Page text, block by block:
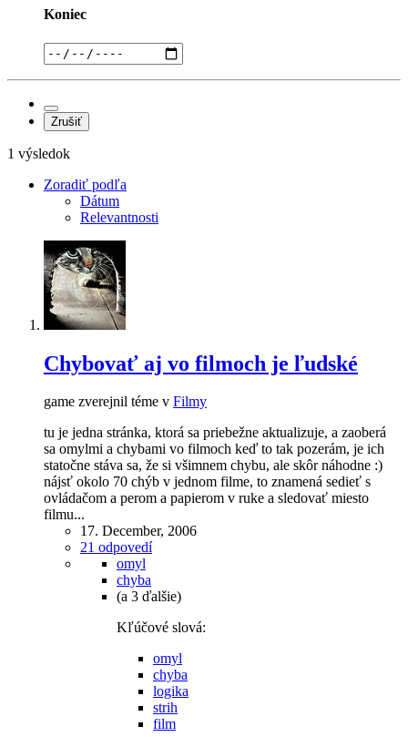
Koniec
Zrušiť
1 výsledok
Zoradiť podľa
Dátum
Relevantnosti
Chybovať aj vo filmoch je ľudské
game zverejnil téme v Filmy
tu je jedna stránka, ktorá sa priebežne aktualizuje, a zaoberá
sa omylmi a chybami vo filmoch keď to tak pozerám, je ich
statočne stáva sa, že si všimnem chybu, ale skôr náhodne :)
nájsť okolo 70 chýb v jednom filme, to znamená sedieť s
ovládačom a perom a papierom v ruke a sledovať miesto
filmu...
17. December, 2006
21 odpovedí
omyl
chyba
(a 3 ďalšie)
Kľúčové slová:
omyl
chyba
logika
strih
film